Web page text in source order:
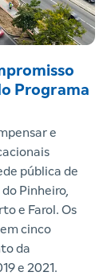
Programa
e
pública de
Pinheiro,
e Farol. Os
cinco
da
e 2021.